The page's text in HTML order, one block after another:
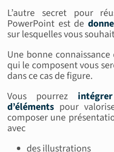
L’autre secret pour
PowerPoint est de
sur lesquelles vous
Une bonne
qui le composent vous
dans ce cas de figure.
Vous pourrez intégrer
d’élémentspour
composer une
avec
des illustrations